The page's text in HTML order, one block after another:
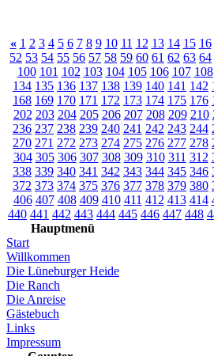
« 1 2 3 4 5 6 7 8 9 10 11 12 13 14 15 16
52 53 54 55 56 57 58 59 60 61 62 63 64
100 101 102 103 104 105 106 107 108
134 135 136 137 138 139 140 141 142
168 169 170 171 172 173 174 175 176
202 203 204 205 206 207 208 209 210
236 237 238 239 240 241 242 243 244
270 271 272 273 274 275 276 277 278
304 305 306 307 308 309 310 311 312
338 339 340 341 342 343 344 345 346
372 373 374 375 376 377 378 379 380
406 407 408 409 410 411 412 413 414
440 441 442 443 444 445 446 447 448
Hauptmenü
Start
Willkommen
Die Lüneburger Heide
Die Ranch
Die Anreise
Gästebuch
Links
Impressum